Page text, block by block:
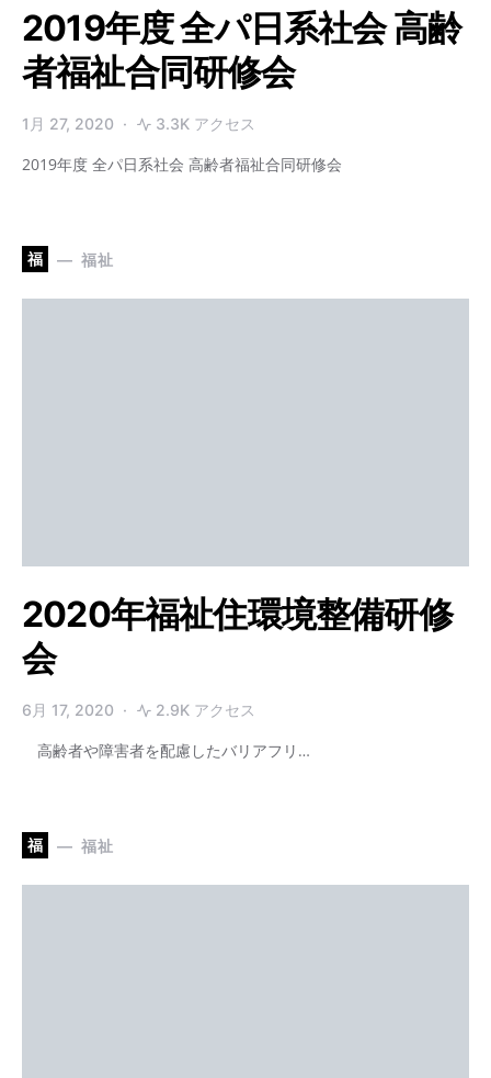
2019年度 全パ日系社会 高齢
者福祉合同研修会
1月 27, 2020 3.3K アクセス
2019年度 全パ日系社会 高齢者福祉合同研修会
福 福祉
2020年福祉住環境整備研修
会
6月 17, 2020 2.9K アクセス
高齢者や障害者を配慮したバリアフリ…
福 福祉